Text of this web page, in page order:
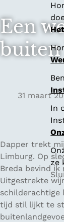
In
ze
Een
31 maart
Dapper trekt
Limburg. Op
Breda bevind ik
Uitgestrekte
schilderachtige
tijd stil lijkt te